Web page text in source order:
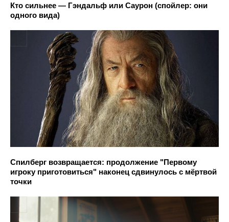
Кто сильнее — Гэндальф или Саурон (спойлер: они
одного вида)
Спилберг возвращается: продолжение "Первому
игроку приготовиться" наконец сдвинулось с мёртвой
точки